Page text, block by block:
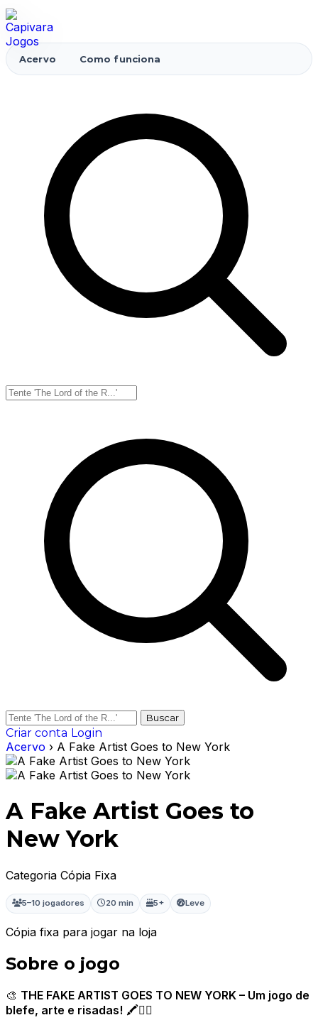
Acervo Como funciona
Buscar
Criar conta Login
Acervo › A Fake Artist Goes to New York
A Fake Artist Goes to
New York
Categoria Cópia Fixa
5–10 jogadores 20 min 5+ Leve
Cópia fixa para jogar na loja
Sobre o jogo
🎨 THE FAKE ARTIST GOES TO NEW YORK – Um jogo de
blefe, arte e risadas! 🖍️🕵️‍♀️